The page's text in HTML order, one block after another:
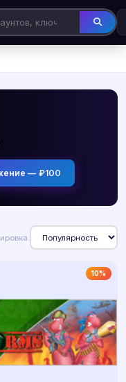
— ₽100
10%